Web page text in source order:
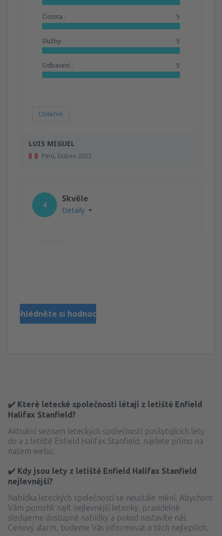
LUIS MIGUEL
Peru, Duben 2023
Čistota : 5
Služby: 5
Odbavení : 5
Užitečné
4
Skvěle
Detaily
Prohlédněte si hodnocení
✔️ Které letecké společnosti létají z letiště Enfield
Halifax Stanfield?
Aktuální seznam leteckých společností poskytujících lety
do a z letiště Enfield Halifax Stanfield, najdete přímo na
našem webu.
✔️ Kdy jsou lety z letiště Enfield Halifax Stanfield
nejlevnější?
Nabídka leteckých společností se neustále mění. Abychom
Vám pomohli najít nejlevnější letenky, pravidelně
sledujeme dostupné nabídky a pokud nastavíte náš
Cenový alarm, budeme Vás informovat o těch nejlepších.